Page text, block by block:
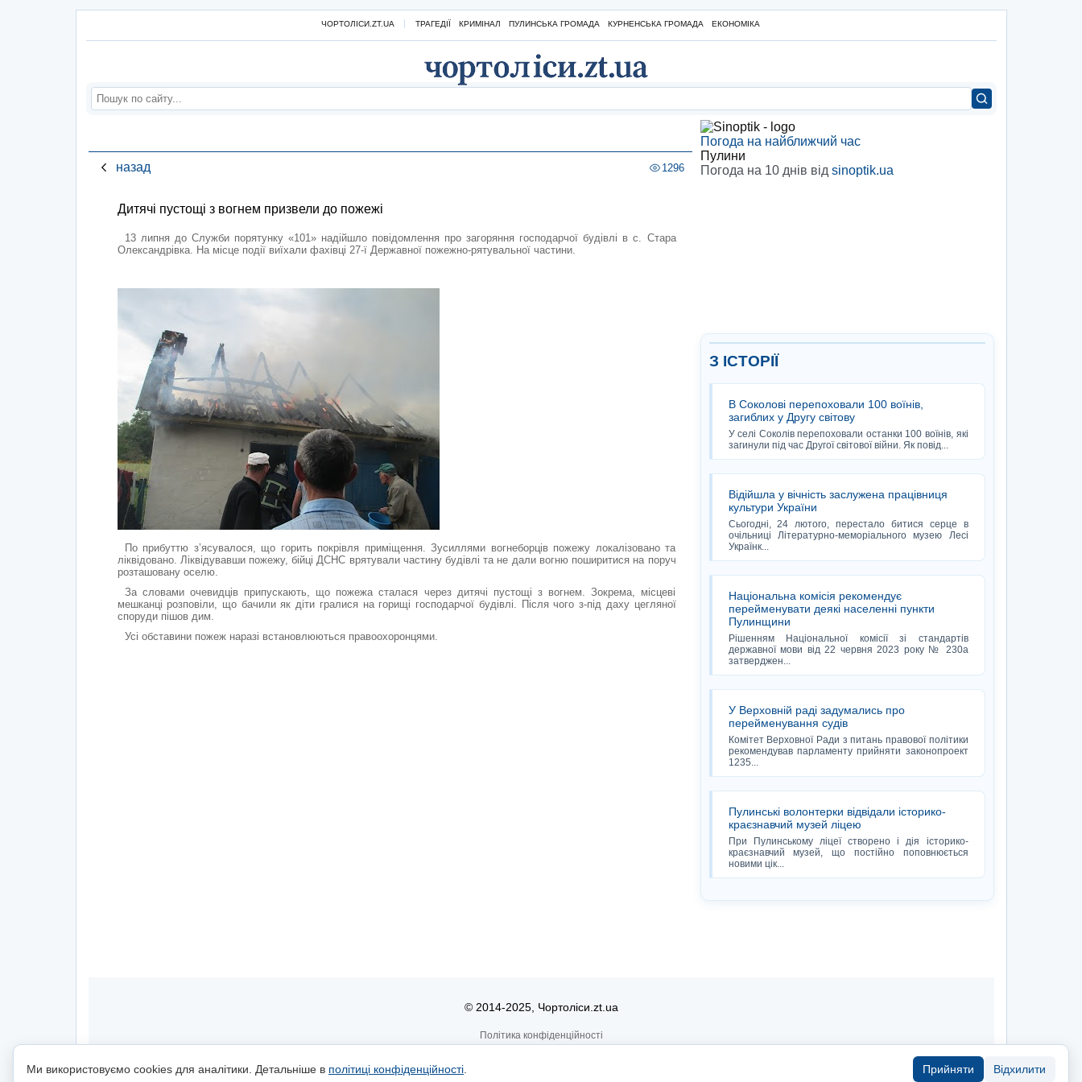
ЧОРТОЛІСИ.ZT.UA ТРАГЕДІЇ КРИМІНАЛ ПУЛИНСЬКА ГРОМАДА КУРНЕНСЬКА ГРОМАДА ЕКОНОМІКА
назад 1296
Дитячі пустощі з вогнем призвели до пожежі
13 липня до Служби порятунку «101» надійшло повідомлення про загоряння господарчої будівлі в с. Стара
Олександрівка. На місце події виїхали фахівці 27-ї Державної пожежно-рятувальної частини.
По прибуттю з’ясувалося, що горить покрівля приміщення. Зусиллями вогнеборців пожежу локалізовано та
ліквідовано. Ліквідувавши пожежу, бійці ДСНС врятували частину будівлі та не дали вогню поширитися на поруч
розташовану оселю.
За словами очевидців припускають, що пожежа сталася через дитячі пустощі з вогнем. Зокрема, місцеві
мешканці розповіли, що бачили як діти гралися на горищі господарчої будівлі. Після чого з-під даху цегляної
споруди пішов дим.
Усі обставини пожеж наразі встановлюються правоохоронцями.
Погода на найближчий час
Пулини
Погода на 10 днів від sinoptik.ua
З ІСТОРІЇ
В Соколові перепоховали 100 воїнів,
загиблих у Другу світову
У селі Соколів перепоховали останки 100 воїнів, які
загинули під час Другої світової війни. Як повід...
Відійшла у вічність заслужена працівниця
культури України
Сьогодні, 24 лютого, перестало битися серце в
очільниці Літературно-меморіального музею Лесі
Українк...
Національна комісія рекомендує
перейменувати деякі населенні пункти
Пулинщини
Рішенням Національної комісії зі стандартів
державної мови від 22 червня 2023 року № 230а
затверджен...
У Верховній раді задумались про
перейменування судів
Комітет Верховної Ради з питань правової політики
рекомендував парламенту прийняти законопроект
1235...
Пулинські волонтерки відвідали історико-
краєзнавчий музей ліцею
При Пулинському ліцеї створено і дія історико-
краєзнавчий музей, що постійно поповнюється
новими цік...
© 2014-2025, Чортоліси.zt.ua
Політика конфіденційності
Ми використовуємо cookies для аналітики. Детальніше в політиці конфіденційності Прийняти Відхилити